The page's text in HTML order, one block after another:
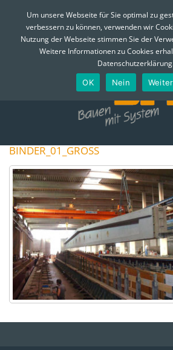
Telefon:0361 - 74 310Email:
BINDER_01_GROSS
MENÜUm unsere Webseite für Sie optimal zu
verbessern zu können, verwenden wir
Nutzung der Webseite stimmen Sie der
Weitere Informationen zu Cookies
OK Nein